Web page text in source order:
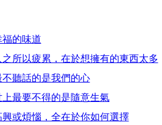
的味道
之所以疲累，在於想擁有的東西太多
不聽話的是我們的心
上最要不得的是隨意生氣
興或煩惱，全在於你如何選擇